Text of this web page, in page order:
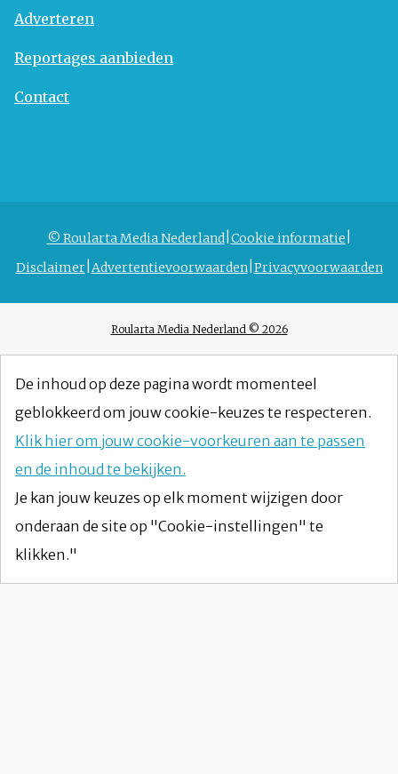
Adverteren
Reportages aanbieden
Contact
© Roularta Media Nederland Cookie informatie
Disclaimer Advertentievoorwaarden Privacyvoorwaarden
Roularta Media Nederland © 2026
De inhoud op deze pagina wordt momenteel
geblokkeerd om jouw cookie-keuzes te respecteren.
Klik hier om jouw cookie-voorkeuren aan te passen
en de inhoud te bekijken.
Je kan jouw keuzes op elk moment wijzigen door
onderaan de site op "Cookie-instellingen" te
klikken."